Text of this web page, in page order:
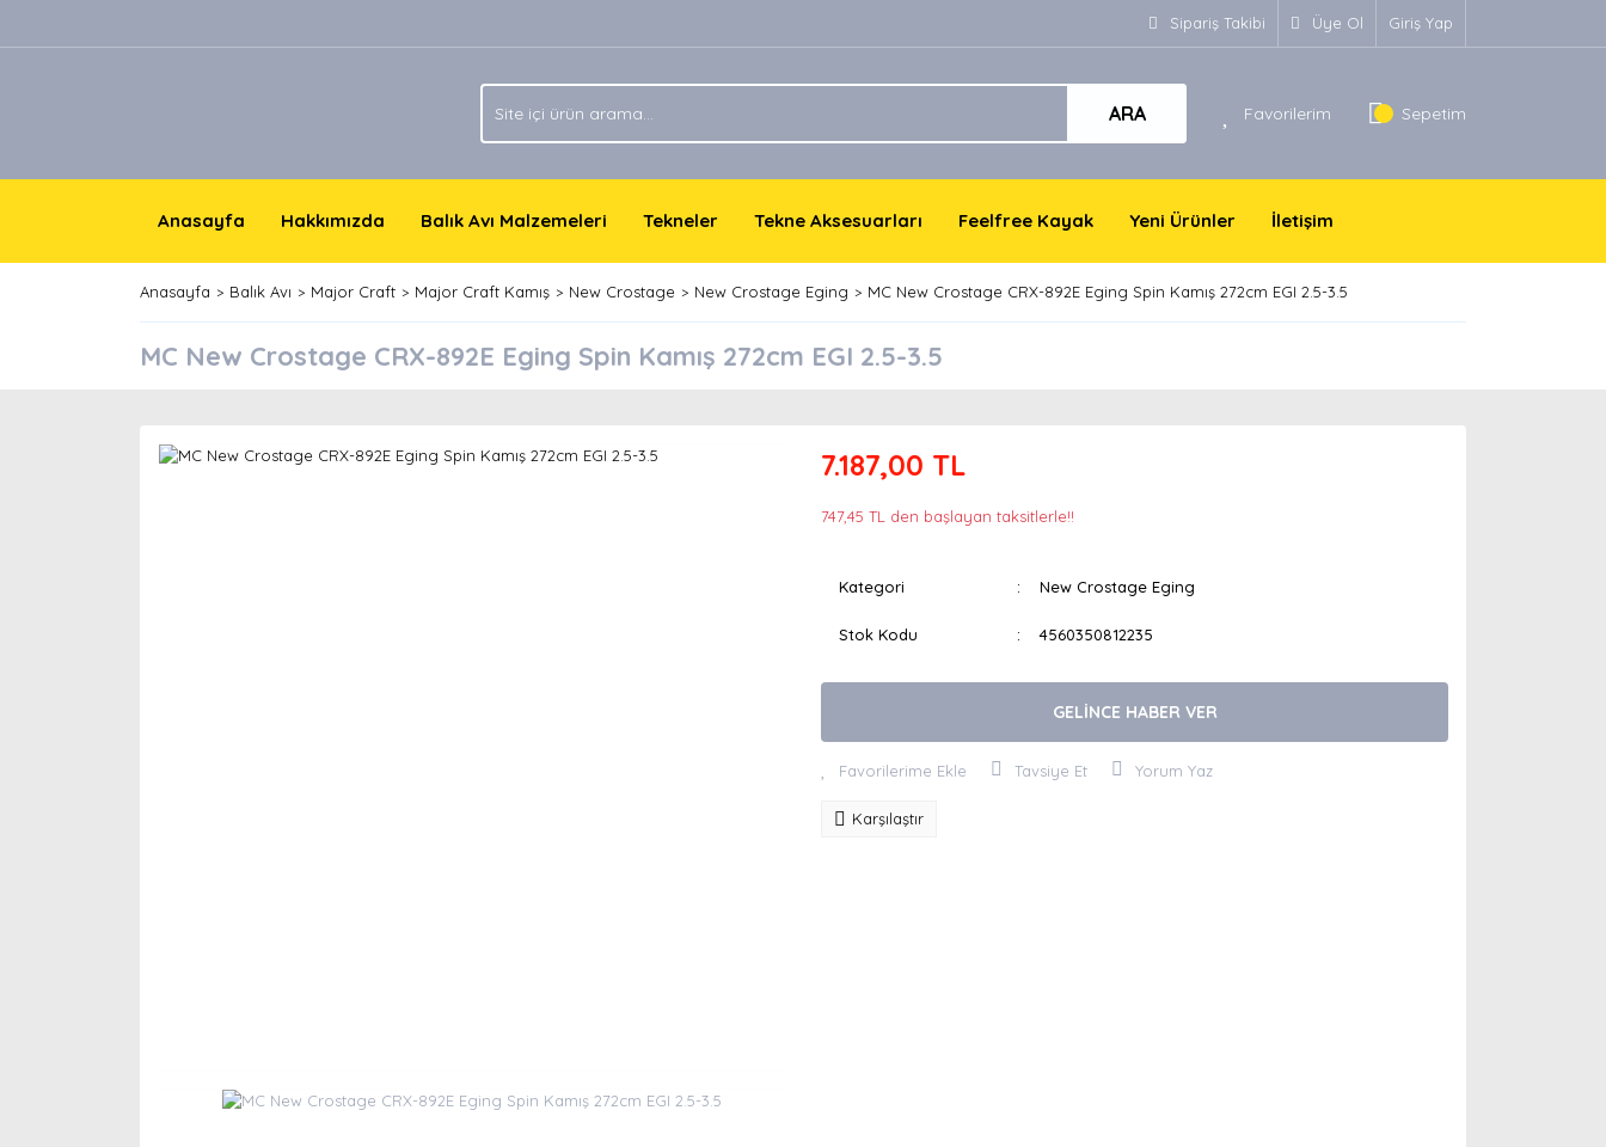
Sipariş Takibi Üye Ol Giriş Yap
ARA Favorilerim Sepetim
Anasayfa Hakkımızda Balık Avı Malzemeleri Tekneler Tekne Aksesuarları Feelfree Kayak Yeni Ürünler İletişim
Anasayfa Balık Avı Major Craft Major Craft Kamış New Crostage New Crostage Eging MC New Crostage CRX-892E Eging Spin Kamış 272cm EGI 2.5-3.5
MC New Crostage CRX-892E Eging Spin Kamış 272cm EGI 2.5-3.5
7.187,00 TL
747,45 TL den başlayan taksitlerle!!
Kategori New Crostage Eging
Stok Kodu 4560350812235
GELİNCE HABER VER
Tavsiye Et Yorum Yaz
Karşılaştır